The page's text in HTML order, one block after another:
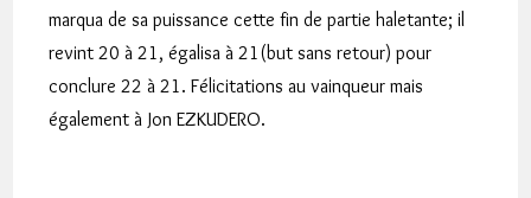
marqua de sa puissance cette fin de partie haletante; il
revint 20 à 21, égalisa à 21(but sans retour) pour
conclure 22 à 21. Félicitations au vainqueur mais
également à Jon EZKUDERO.